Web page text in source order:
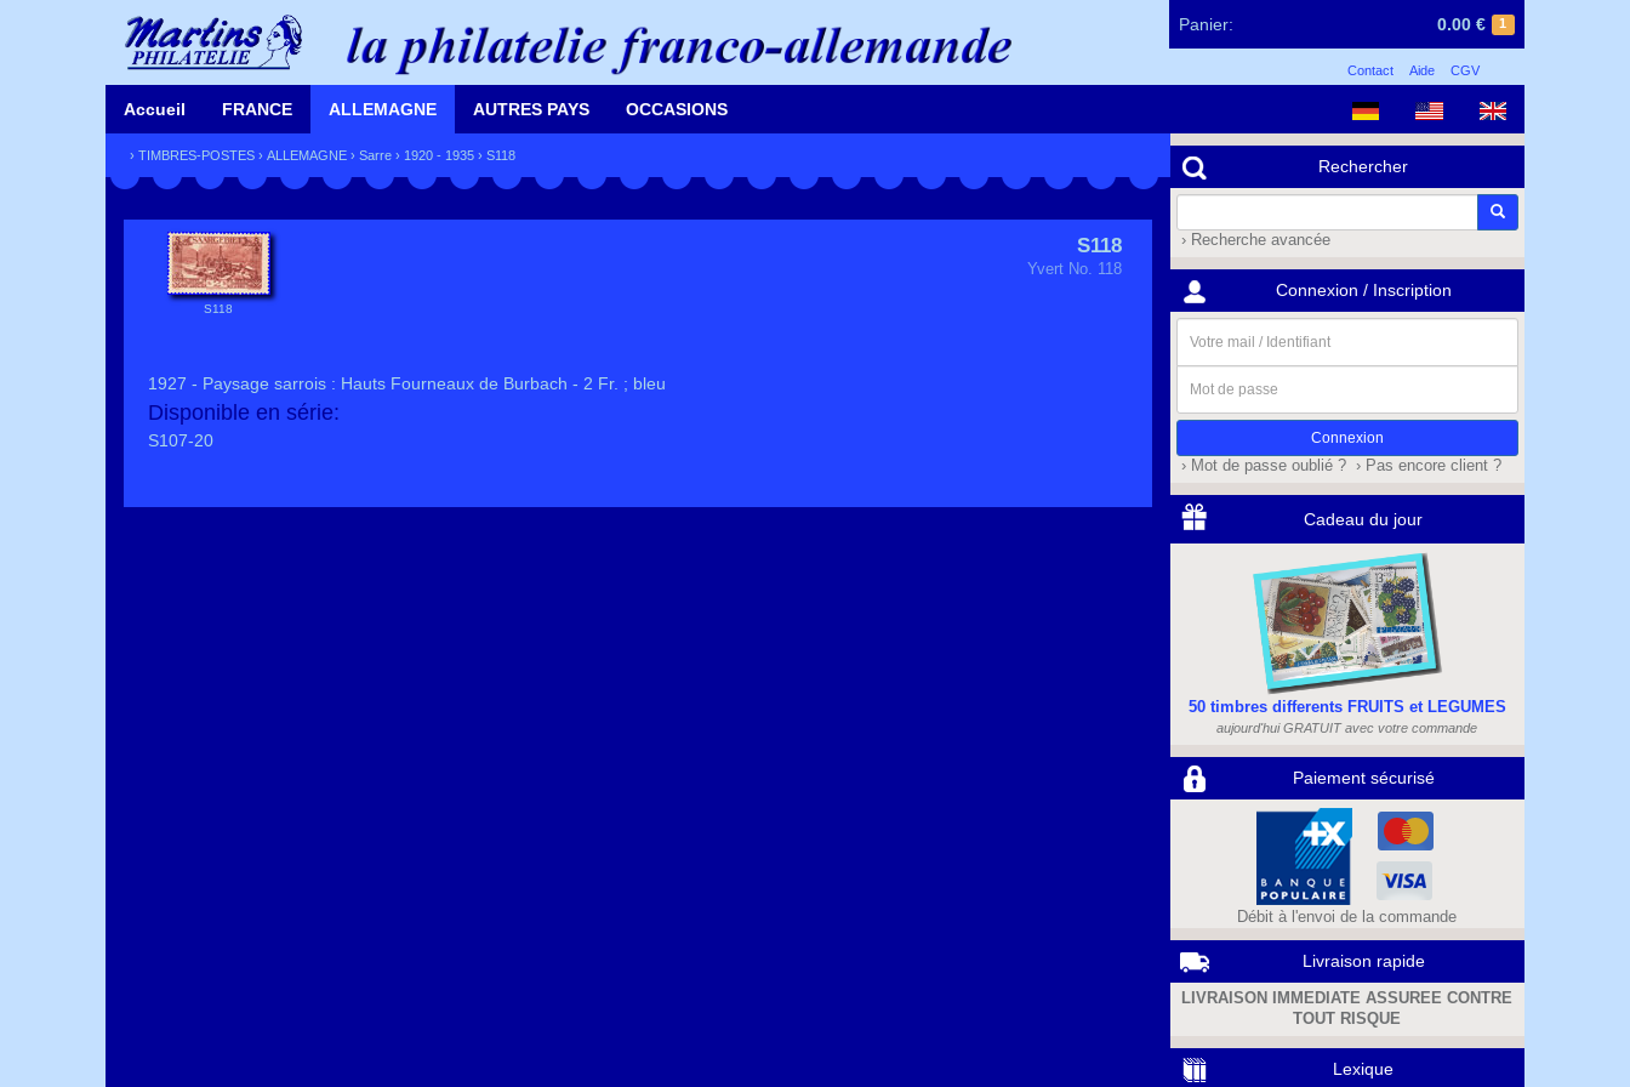
Panier: 1
0.00 €
Contact Aide CGV
Accueil FRANCE ALLEMAGNE AUTRES PAYS OCCASIONS
› TIMBRES-POSTES › ALLEMAGNE › Sarre › 1920 - 1935 › S118
S118
S118
Yvert No. 118
1927 - Paysage sarrois : Hauts Fourneaux de Burbach - 2 Fr. ; bleu
Disponible en série:
S107-20
Rechercher
› Recherche avancée
Connexion / Inscription
mail
/
Identifiant
de
passe
› Mot de passe oublié ? › Pas encore client ?
Cadeau du jour
50 timbres differents FRUITS et LEGUMES
aujourd'hui GRATUIT avec votre commande
Paiement sécurisé
Débit à l'envoi de la commande
Livraison rapide
LIVRAISON IMMEDIATE ASSUREE CONTRE
TOUT RISQUE
Lexique